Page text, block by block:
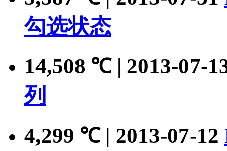
勾选状态
14,508 ℃ | 2013-07-
列
4,299 ℃ | 2013-07-12